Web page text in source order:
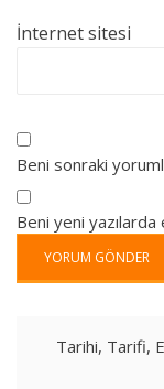
İnternet sitesi
Beni sonraki
Beni yeni
Tarihi, Tarifi,